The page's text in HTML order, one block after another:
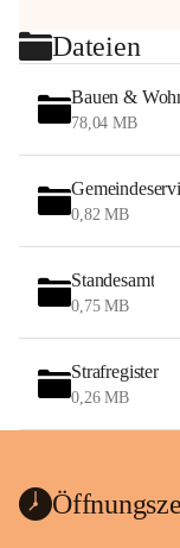
Dateien
Bauen &
78,04 MB
0,82 MB
Standesamt
0,75 MB
Strafregister
0,26 MB